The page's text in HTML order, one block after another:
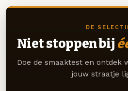
DE
Niet stoppen bij
Doe de smaaktest en ontdek
jouw straatje